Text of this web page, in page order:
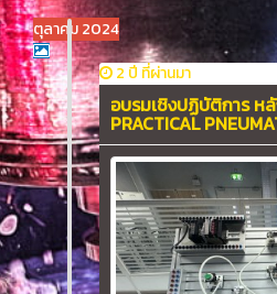
ตุลาคม 2024
2 ปี ที่ผ่านมา
อบรมเชิงปฏิบัติการ ห
PRACTICAL